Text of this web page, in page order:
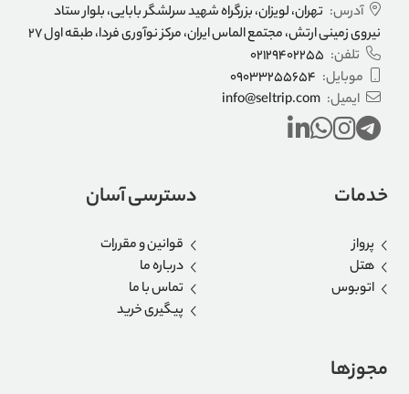
آدرس: تهران، لویزان، بزرگراه شهید سرلشگر بابایی، بلوار ستاد
نیروی زمینی ارتش، مجتمع الماس ایران، مرکز نوآوری فردا، طبقه اول 27
تلفن: 02129402255
موبایل: 09033255654
ایمیل: info@seltrip.com
خدمات
پرواز
هتل
اتوبوس
دسترسی آسان
قوانین و مقررات
درباره ما
تماس با ما
پیگیری خرید
مجوزها